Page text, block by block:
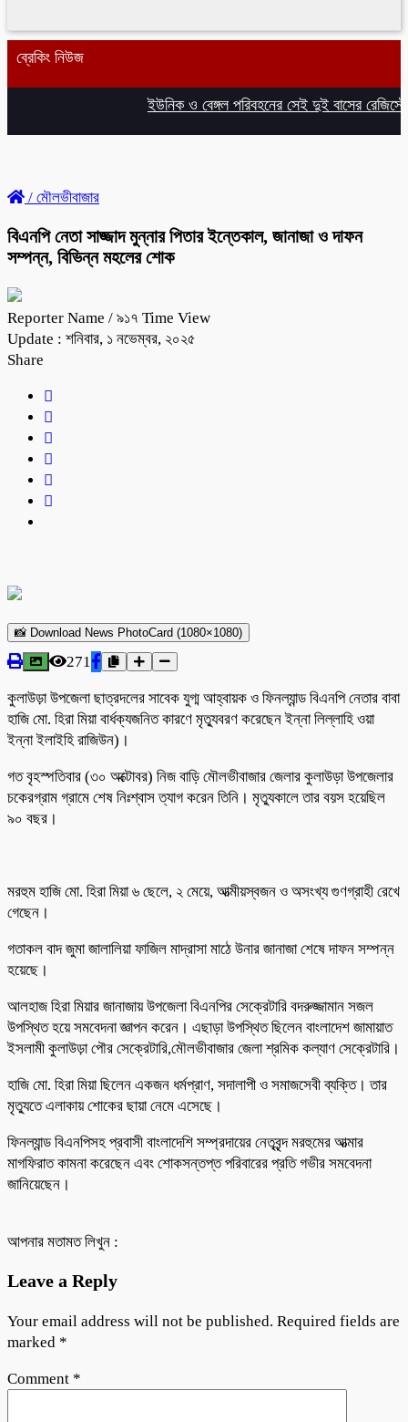
ব্রেকিং নিউজ
ইউনিক ও বেঙ্গল পরিবহনের সেই দুই বাসের
/ মৌলভীবাজার
বিএনপি নেতা সাজ্জাদ মুন্নার পিতার ইন্তেকাল, জানাজা ও দাফন
সম্পন্ন, বিভিন্ন মহলের শোক
Reporter Name / ৯১৭ Time View
Update : শনিবার, ১ নভেম্বর, ২০২৫
Share
📸 Download News PhotoCard (1080×1080)
271
কুলাউড়া উপজেলা ছাত্রদলের সাবেক যুগ্ম আহ্বায়ক ও ফিনল্যান্ড বিএনপি নেতার বাবা
হাজি মো. হিরা মিয়া বার্ধক্যজনিত কারণে মৃত্যুবরণ করেছেন ইন্না লিল্লাহি ওয়া
ইন্না ইলাইহি রাজিউন)।
গত বৃহস্পতিবার (৩০ অক্টোবর) নিজ বাড়ি মৌলভীবাজার জেলার কুলাউড়া উপজেলার
চকেরগ্রাম গ্রামে শেষ নিঃশ্বাস ত্যাগ করেন তিনি। মৃত্যুকালে তার বয়স হয়েছিল
৯০ বছর।
মরহুম হাজি মো. হিরা মিয়া ৬ ছেলে, ২ মেয়ে, আত্মীয়স্বজন ও অসংখ্য গুণগ্রাহী রেখে
গেছেন।
গতাকল বাদ জুমা জালালিয়া ফাজিল মাদ্রাসা মাঠে উনার জানাজা শেষে দাফন সম্পন্ন
হয়েছে।
আলহাজ হিরা মিয়ার জানাজায় উপজেলা বিএনপির সেক্রেটারি বদরুজ্জামান সজল
উপস্থিত হয়ে সমবেদনা জ্ঞাপন করেন। এছাড়া উপস্থিত ছিলেন বাংলাদেশ জামায়াত
ইসলামী কুলাউড়া পৌর সেক্রেটারি,মৌলভীবাজার জেলা শ্রমিক কল্যাণ সেক্রেটারি।
হাজি মো. হিরা মিয়া ছিলেন একজন ধর্মপ্রাণ, সদালাপী ও সমাজসেবী ব্যক্তি। তার
মৃত্যুতে এলাকায় শোকের ছায়া নেমে এসেছে।
ফিনল্যান্ড বিএনপিসহ প্রবাসী বাংলাদেশি সম্প্রদায়ের নেতৃবৃন্দ মরহুমের আত্মার
মাগফিরাত কামনা করেছেন এবং শোকসন্তপ্ত পরিবারের প্রতি গভীর সমবেদনা
জানিয়েছেন।
আপনার মতামত লিখুন :
Leave a Reply
Your email address will not be published. Required fields are
marked *
Comment *